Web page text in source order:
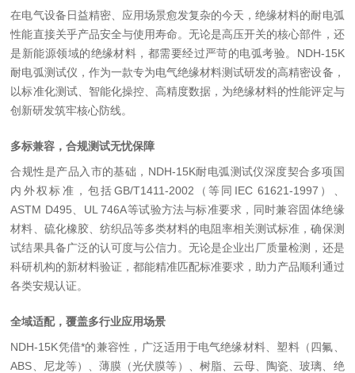
在电气设备日益精密、应用场景愈发复杂的今天，绝缘材料的耐电弧
性能直接关乎产品安全与使用寿命。无论是高压开关的核心部件，还
是新能源领域的绝缘材料，都需要经过严苛的电弧考验。 NDH-15K
耐电弧测试仪，作为一款专为电气绝缘材料测试研发的高精密设备，
以标准化测试、智能化操控、高精度数据，为绝缘材料的性能评定与
创新研发筑牢核心防线。
多标兼容，合规测试无忧保障
合规性是产品入市的基础， NDH-15K耐电弧测试仪深度契合多项国
内外权标准，包括GB/T1411-2002 （等同 IEC 61621-1997 ）、
ASTM D495
UL 746A等试验方法与标准要求，同时兼容固体绝缘
材料、硫化橡胶、纺织品等多类材料的电阻率相关测试标准，确保测
试结果具备广泛的认可度与公信力。无论是企业出厂质量检测，还是
科研机构的新材料验证，都能精准匹配标准要求，助力产品顺利通过
各类安规认证。
全域适配，覆盖多行业应用场景
NDH-15K凭借*的兼容性，广泛适用于电气绝缘材料、塑料（四氟、
ABS 、尼龙等）、薄膜（光伏膜等）、树脂、云母、陶瓷、玻璃、绝